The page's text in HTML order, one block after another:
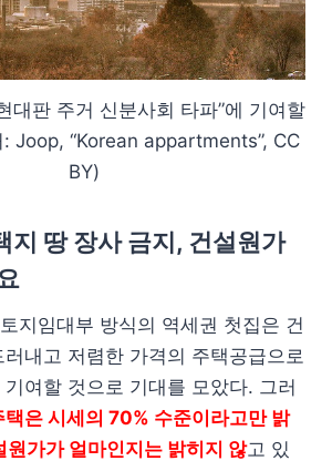
대판 주거 신분사회 타파”에 기여할
Joop, “Korean appartments”, CC
BY)
지 땅 장사 금지, 건설원가
지임대부 방식의 역세권 첫집은 건
내고 저렴한 가격의 주택공급으로
여할 것으로 기대를 모았다. 그러
택은 시세의 70% 수준이라고만 밝
원가가 얼마인지는 밝히지 않고 있